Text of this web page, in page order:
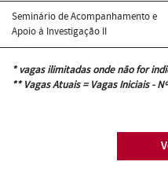
Seminário de Acompanhamento e
Apoio à Investigação II
* vagas ilimitadas onde não for
** Vagas Atuais = Vagas Iniciais -